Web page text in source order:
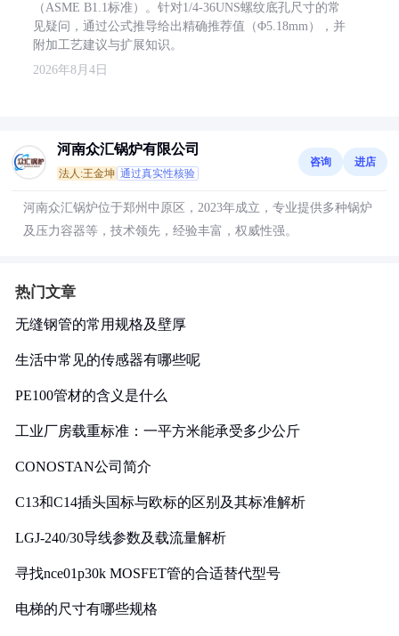
（ASME B1.1标准）。针对1/4-36UNS螺纹底孔尺寸的常
见疑问，通过公式推导给出精确推荐值（Φ5.18mm），并
附加工艺建议与扩展知识。
2026年8月4日
河南众汇锅炉有限公司
法人:王金坤 通过真实性核验
咨询 进店
河南众汇锅炉位于郑州中原区，2023年成立，专业提供多种锅炉
及压力容器等，技术领先，经验丰富，权威性强。
热门文章
无缝钢管的常用规格及壁厚
生活中常见的传感器有哪些呢
PE100管材的含义是什么
工业厂房载重标准：一平方米能承受多少公斤
CONOSTAN公司简介
C13和C14插头国标与欧标的区别及其标准解析
LGJ-240/30导线参数及载流量解析
寻找nce01p30k MOSFET管的合适替代型号
电梯的尺寸有哪些规格